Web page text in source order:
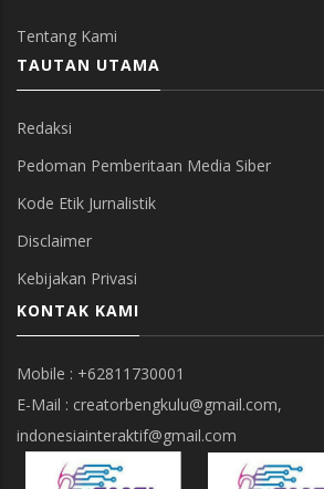
Tentang Kami
TAUTAN UTAMA
Redaksi
Pedoman Pemberitaan Media Siber
Kode Etik Jurnalistik
Disclaimer
Kebijakan Privasi
KONTAK KAMI
Mobile : +62811730001
E-Mail : creatorbengkulu@gmail.com,
indonesiainteraktif@gmail.com